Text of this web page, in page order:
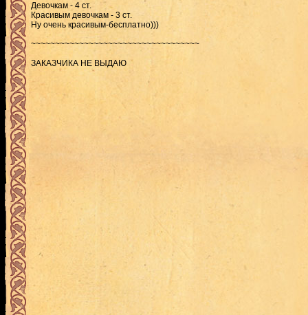
Девочкам - 4 ст.
Красивым девочкам - 3 ст.
Ну очень красивым-бесплатно)))
~~~~~~~~~~~~~~~~~~~~~~~~~~~~~~~~~~~
ЗАКАЗЧИКА НЕ ВЫДАЮ